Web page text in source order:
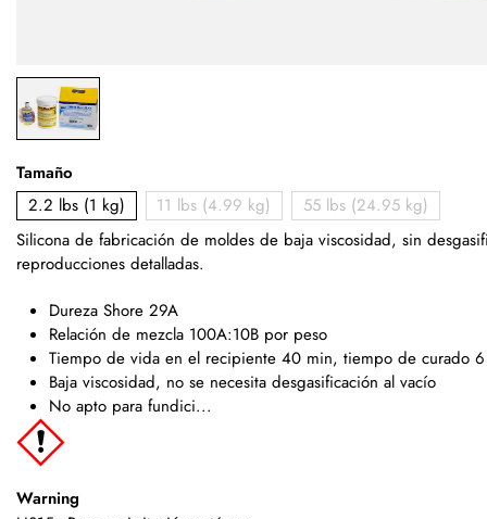
Tamaño
2.2 lbs (1 kg)
11 lbs (4.99 kg)
55 lbs (24.95 kg)
Silicona de fabricación de moldes de baja viscosidad, sin
reproducciones detalladas.
Dureza Shore 29A
Relación de mezcla 100A:10B por peso
Tiempo de vida en el recipiente 40 min, tiempo de curado
Baja viscosidad, no se necesita desgasificación al vacío
No apto para fundici...
Warning